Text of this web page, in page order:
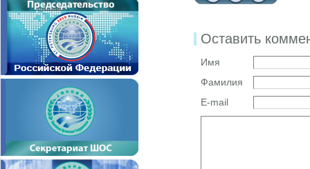
Оставить
Имя
Фамилия
E-mail